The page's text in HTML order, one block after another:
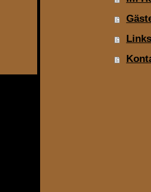
Links